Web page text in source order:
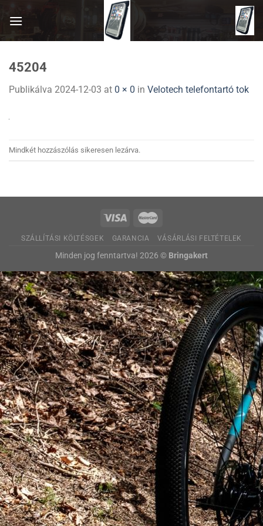
45204
Publikálva 2024-12-03 at 0 × 0 in Velotech telefontartó tok
Mindkét hozzászólás sikeresen lezárva.
SZÁLLÍTÁSI KÖLTÉSGEK GARANCIA VÁSÁRLÁSI FELTÉTELEK
Minden jog fenntartva! 2026 © Bringakert